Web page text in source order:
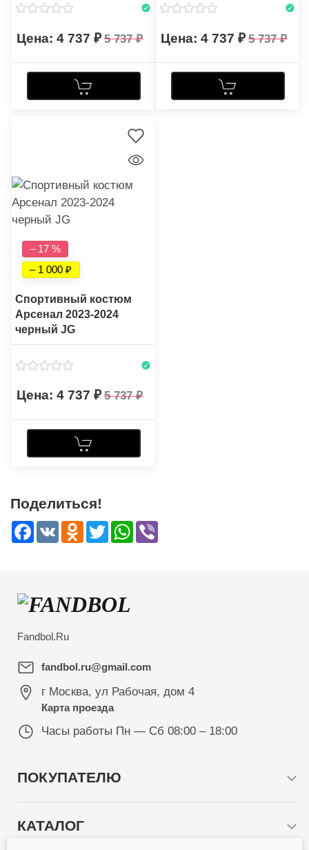
4 737 5 737 4 737 5 737
– 17 %
– 1 000
Спортивный костюм
Арсенал 2023-2024
черный JG
4 737 5 737
Поделиться!
Facebook
VK Odnoklassniki
TwitterWhatsApp
Fandbol.Ru
fandbol.ru@gmail.com
г Москва, ул Рабочая, дом 4
Карта проезда
Часы работы Пн — Сб 08:00 – 18:00
ПОКУПАТЕЛЮ
КАТАЛОГ